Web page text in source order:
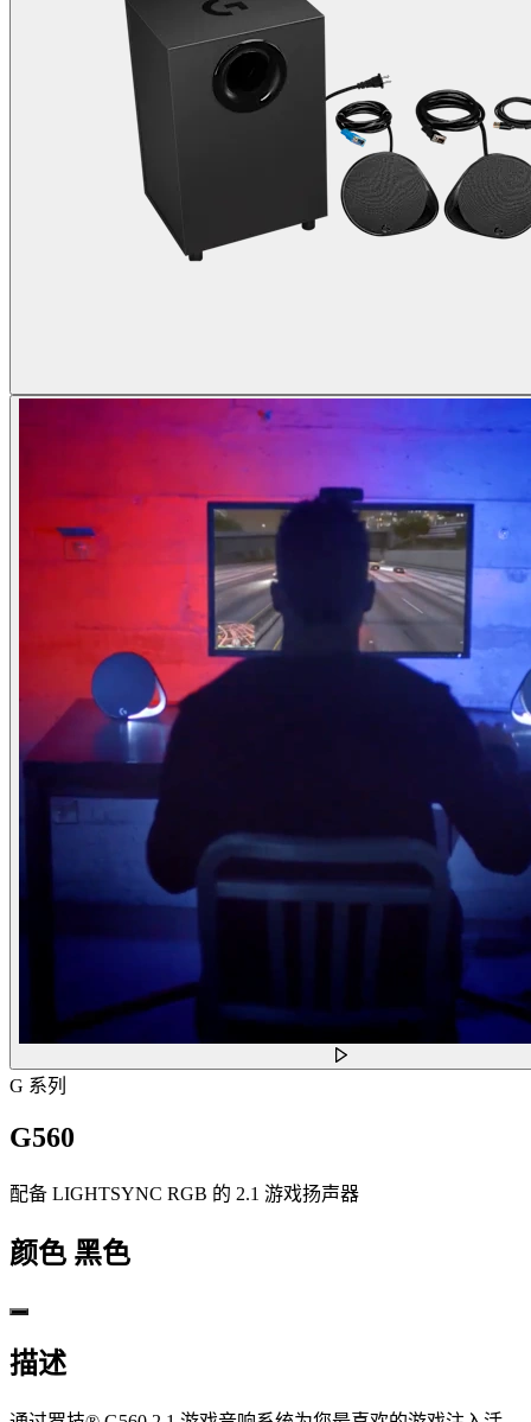
G 系列
G560
配备 LIGHTSYNC RGB 的 2.1 游戏扬声器
颜色 黑色
描述